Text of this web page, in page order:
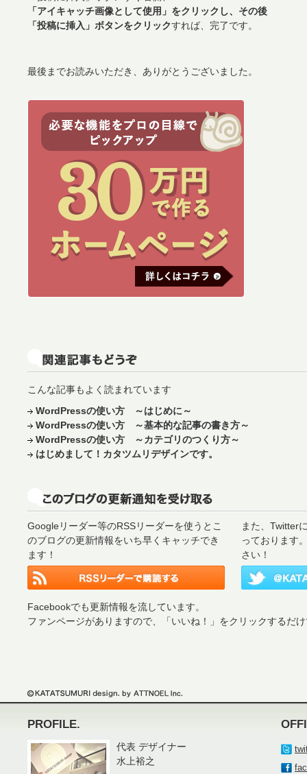
「アイキャッチ画像として使用」をクリックし、その後
「投稿に挿入」ボタンをクリックすれば、完了です。
最後までお読みいただき、ありがとうございました。
こんな記事もよく読まれています
WordPressの使い方 ～はじめに～
WordPressの使い方 ～基本的な記事の書き方～
WordPressの使い方 ～カテゴリのつくり方～
はじめまして！カタツムリデザインです。
Googleリーダー等のRSSリーダーを使うとこ
のブログの更新情報をいち早くキャッチでき
ます！
また、Twitter
っております
さい！
Facebookでも更新情報を流しています。
ファンページがありますので、「いいね！」をクリックするだ
PROFILE.
代表 デザイナー
水上裕之